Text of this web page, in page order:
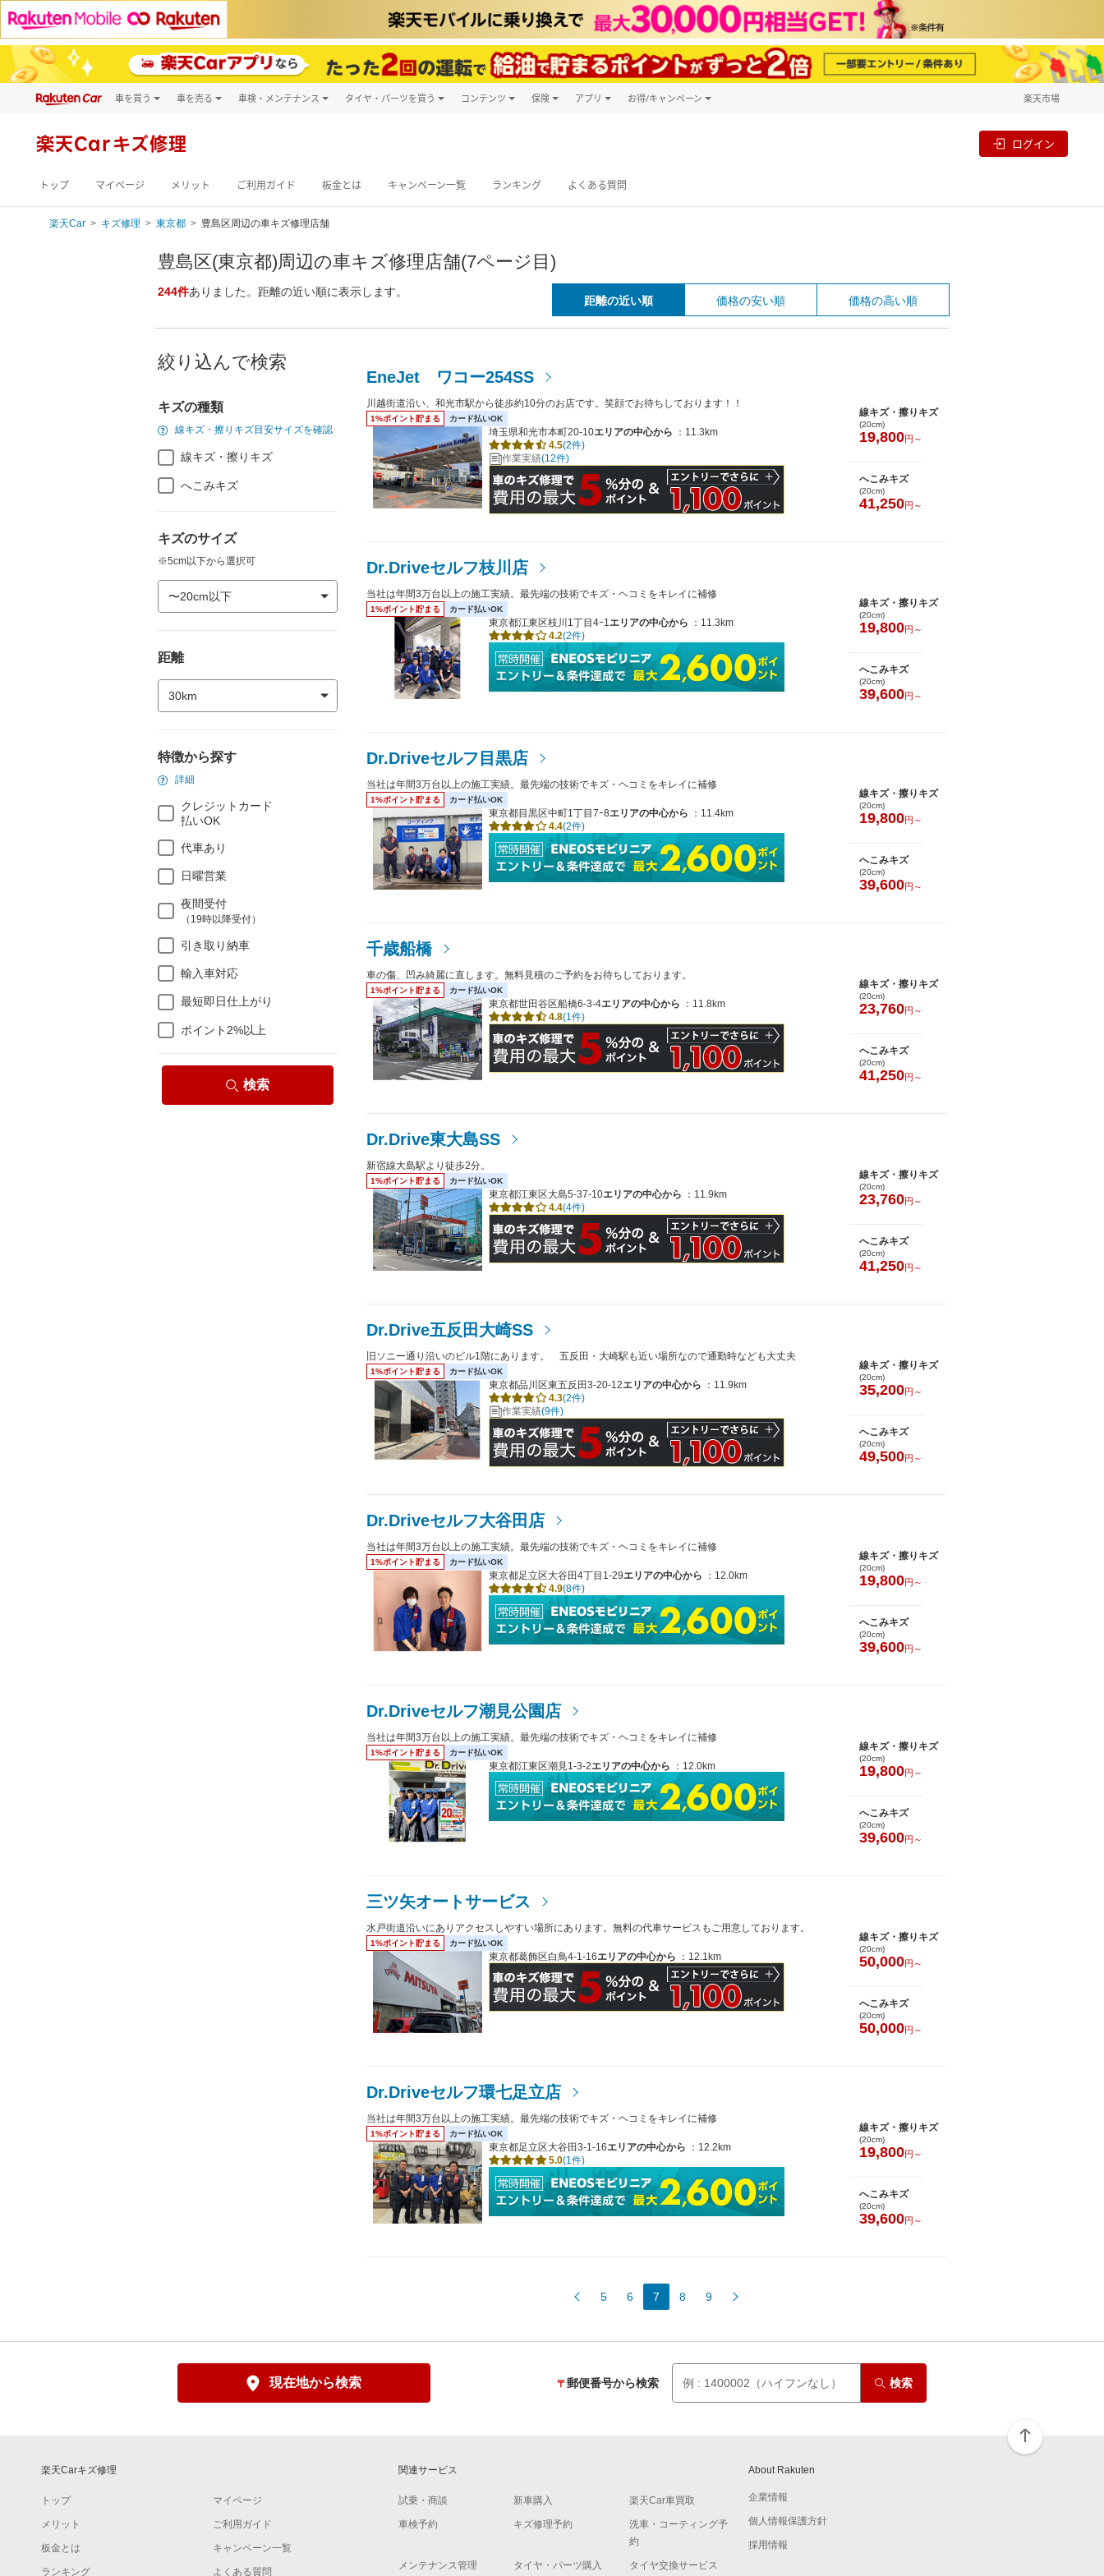
車を買う
新車
車を売る 車検・メンテナンス タイヤ・パーツを買う コンテンツ 保険 アプリ お得/キャンペーン 楽天市場
楽天Carキズ修理 ログイン
トップ マイページ メリット ご利用ガイド 板金とは キャンペーン一覧 ランキング よくある質問
楽天Car キズ修理 東京都 豊島区周辺の車キズ修理店舗
豊島区(東京都)周辺の車キズ修理店舗(7ページ目)
244件ありました。距離の近い順に表示します。
距離の近い順 価格の安い順 価格の高い順
絞り込んで検索
キズの種類
線キズ・擦りキズ目安サイズを確認
線キズ・擦りキズ
へこみキズ
キズのサイズ
※5cm以下から選択可
距離
特徴から探す
詳細
クレジットカード
払いOK
代車あり
日曜営業
夜間受付
（19時以降受付）
引き取り納車
輸入車対応
最短即日仕上がり
ポイント2%以上
検索
EneJet ワコー254SS
川越街道沿い、和光市駅から徒歩約10分のお店です。笑顔でお待ちしております！！
1%ポイント貯まる カード払いOK
埼玉県和光市本町20-10エリアの中心から
：11.3km
4.5(2件)
作業実績(12件)
線キズ・擦りキズ
(20cm)
19,800円～
へこみキズ
(20cm)
41,250円～
Dr.Driveセルフ枝川店
当社は年間3万台以上の施工実績。最先端の技術でキズ・ヘコミをキレイに補修
1%ポイント貯まる カード払いOK
東京都江東区枝川1丁目4ｰ1エリアの中心から
：11.3km
4.2(2件)
線キズ・擦りキズ
(20cm)
19,800円～
へこみキズ
(20cm)
39,600円～
Dr.Driveセルフ目黒店
当社は年間3万台以上の施工実績。最先端の技術でキズ・ヘコミをキレイに補修
1%ポイント貯まる カード払いOK
東京都目黒区中町1丁目7ｰ8エリアの中心から
：11.4km
4.4(2件)
線キズ・擦りキズ
(20cm)
19,800円～
へこみキズ
(20cm)
39,600円～
千歳船橋
車の傷、凹み綺麗に直します。無料見積のご予約をお待ちしております。
1%ポイント貯まる カード払いOK
東京都世田谷区船橋6-3-4エリアの中心から
：11.8km
4.8(1件)
線キズ・擦りキズ
(20cm)
23,760円～
へこみキズ
(20cm)
41,250円～
Dr.Drive東大島SS
新宿線大島駅より徒歩2分。
1%ポイント貯まる カード払いOK
東京都江東区大島5-37-10エリアの中心から
：11.9km
4.4(4件)
線キズ・擦りキズ
(20cm)
23,760円～
へこみキズ
(20cm)
41,250円～
Dr.Drive五反田大崎SS
旧ソニー通り沿いのビル1階にあります。 五反田・大崎駅も近い場所なので通勤時なども大丈夫
1%ポイント貯まる カード払いOK
東京都品川区東五反田3-20-12エリアの中心から
：11.9km
4.3(2件)
作業実績(9件)
線キズ・擦りキズ
(20cm)
35,200円～
へこみキズ
(20cm)
49,500円～
Dr.Driveセルフ大谷田店
当社は年間3万台以上の施工実績。最先端の技術でキズ・ヘコミをキレイに補修
1%ポイント貯まる カード払いOK
東京都足立区大谷田4丁目1-29エリアの中心から
：12.0km
4.9(8件)
線キズ・擦りキズ
(20cm)
19,800円～
へこみキズ
(20cm)
39,600円～
Dr.Driveセルフ潮見公園店
当社は年間3万台以上の施工実績。最先端の技術でキズ・ヘコミをキレイに補修
1%ポイント貯まる カード払いOK
東京都江東区潮見1-3-2エリアの中心から ：12.0km
線キズ・擦りキズ
(20cm)
19,800円～
へこみキズ
(20cm)
39,600円～
三ツ矢オートサービス
水戸街道沿いにありアクセスしやすい場所にあります。無料の代車サービスもご用意しております。
1%ポイント貯まる カード払いOK
東京都葛飾区白鳥4-1-16エリアの中心から ：12.1km
線キズ・擦りキズ
(20cm)
50,000円～
へこみキズ
(20cm)
50,000円～
Dr.Driveセルフ環七足立店
当社は年間3万台以上の施工実績。最先端の技術でキズ・ヘコミをキレイに補修
1%ポイント貯まる カード払いOK
東京都足立区大谷田3-1-16エリアの中心から
：12.2km
5.0(1件)
線キズ・擦りキズ
(20cm)
19,800円～
へこみキズ
(20cm)
39,600円～
5 6 7 8 9
現在地から検索 〒 郵便番号から検索 検索
楽天Carキズ修理
トップ マイページ
メリット ご利用ガイド
板金とは キャンペーン一覧
ランキング よくある質問
関連サービス
試乗・商談 新車購入 楽天Car車買取
車検予約 キズ修理予約
洗車・コーティング予
約
メンテナンス管理 タイヤ・パーツ購入 タイヤ交換サービス
About Rakuten
企業情報
個人情報保護方針
採用情報